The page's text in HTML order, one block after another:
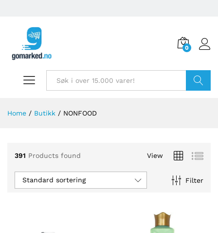
0
Home / Butikk / NONFOOD
391 Products found View
Filter
Standard sortering